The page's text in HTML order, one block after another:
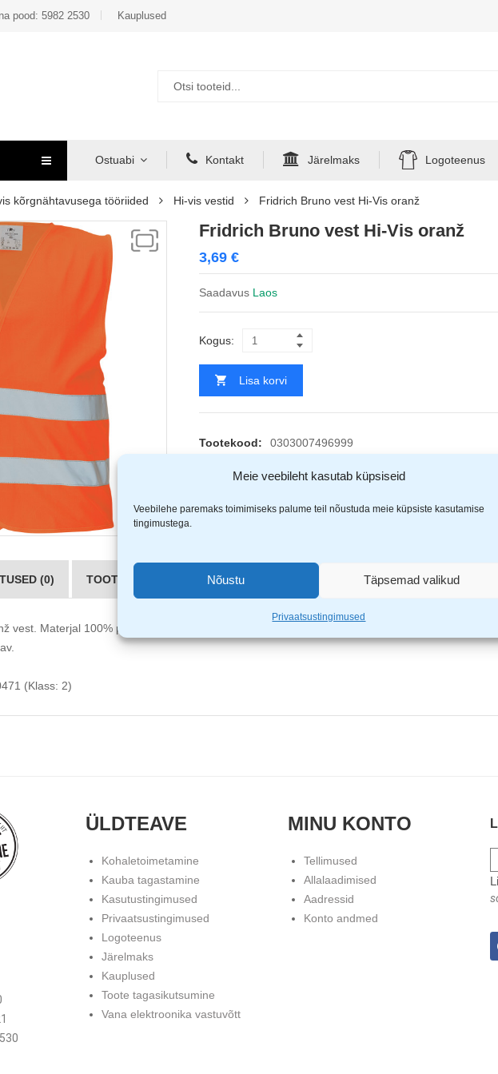
Meie veebileht kasutab küpsiseid
Veebilehe paremaks toimimiseks palume teil nõustuda meie küpsiste kasutamise
tingimustega.
Nõustu Täpsemad valikud
Privaatsustingimused
pood: 5982 2530 Kauplused
Ostuabi Kontakt Järelmaks Logoteenus
kõrgnähtavusega tööriided Hi-vis vestid Fridrich Bruno vest Hi-Vis oranž
Fridrich Bruno vest Hi-Vis oranž
3,69 €
Saadavus Laos
Kogus:
Lisa korvi
Tootekood:
0303007496999
(0) TOOTJAD (1)
vest. Materjal 100% polüester, 105 g/m2.
(Klass: 2)
ÜLDTEAVE
Kohaletoimetamine
Kauba tagastamine
Kasutustingimused
Privaatsustingimused
Logoteenus
Järelmaks
Kauplused
Toote tagasikutsumine
Vana elektroonika vastuvõtt
MINU KONTO
Tellimused
Allalaadimised
Aadressid
Konto andmed